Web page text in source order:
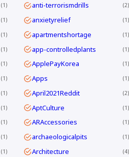
1 anti-terrorismdrills 2
1 anxietyrelief 1
1 apartmentshortage 1
1 app-controlledplants 1
1 ApplePayKorea 1
1 Apps 1
1 April2021Reddit 2
1 AptCulture 1
1 ARAccessories 1
1 archaeologicalpits 1
1 Architecture 4